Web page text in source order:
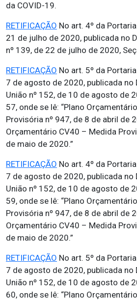
da COVID-19.
RETIFICAÇÃO No art. 4º da
21 de julho de 2020, publicada no
nº 139, de 22 de julho de 2020,
RETIFICAÇÃO No art. 5º da
7 de agosto de 2020, publicada no
União nº 152, de 10 de agosto de
57, onde se lê: “Plano
Provisória nº 947, de 8 de abril de
Orçamentário CV40 – Medida
de maio de 2020.”
RETIFICAÇÃO No art. 4º da
7 de agosto de 2020, publicada no
União nº 152, de 10 de agosto de
59, onde se lê: “Plano
Provisória nº 947, de 8 de abril de
Orçamentário CV40 – Medida
de maio de 2020.”
RETIFICAÇÃO No art. 5º da
7 de agosto de 2020, publicada no
União nº 152, de 10 de agosto de
60, onde se lê: “Plano